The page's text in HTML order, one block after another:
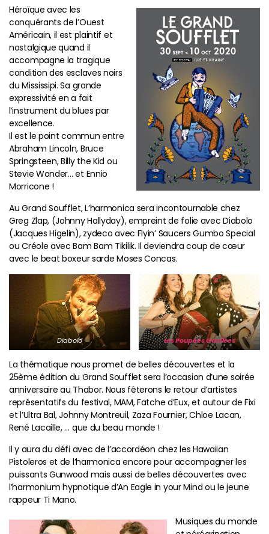
Héroïque avec les
conquérants de l’Ouest
Américain, il est plaintif et
nostalgique quand il
accompagne la tragique
condition des esclaves noirs
du Mississipi. Sa grande
expressivité en a fait
l’instrument du blues par
excellence.
Il est le point commun entre
Abraham Lincoln, Bruce
Springsteen, Billy the Kid ou
Stevie Wonder… et Ennio
Morricone !
Au Grand Soufflet, L’harmonica sera incontournable chez
Greg Zlap, (Johnny Hallyday), empreint de folie avec Diabolo
(Jacques Higelin), zydeco avec Flyin’ Saucers Gumbo Special
ou Créole avec Bam Bam Tikilik. Il deviendra coup de cœur
avec le beat boxeur sarde Moses Concas.
Diabolo Les Poupées Gonflées
La thématique nous promet de belles découvertes et la
25ème édition du Grand Soufflet sera l’occasion d’une soirée
anniversaire au Thabor. Nous fêterons le retour d’artistes
représentatifs du festival, MAM, Fatche d’Eux, et autour de Fixi
et l’Ultra Bal, Johnny Montreuil, Zaza Fournier, Chloe Lacan,
René Lacaille, … que du beau monde !
Il y aura du défi avec de l’accordéon chez les Hawaiian
Pistoleros et de l’harmonica encore pour accompagner les
puissants Gunwood mais aussi de belles découvertes avec
l’harmonium hypnotique d’An Eagle in your Mind ou le jeune
rappeur Ti Mano.
Musiques du monde